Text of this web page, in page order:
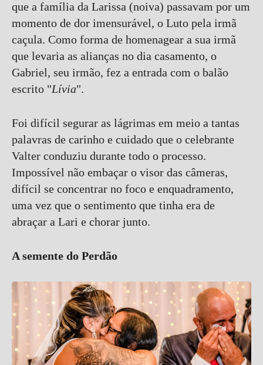
que a família da Larissa (noiva) passavam por um
momento de dor imensurável, o Luto pela irmã
caçula. Como forma de homenagear a sua irmã
que levaria as alianças no dia casamento, o
Gabriel, seu irmão, fez a entrada com o balão
escrito "Lívia".
Foi difícil segurar as lágrimas em meio a tantas
palavras de carinho e cuidado que o celebrante
Valter conduziu durante todo o processo.
Impossível não embaçar o visor das câmeras,
difícil se concentrar no foco e enquadramento,
uma vez que o sentimento que tinha era de
abraçar a Lari e chorar junto.
A semente do Perdão